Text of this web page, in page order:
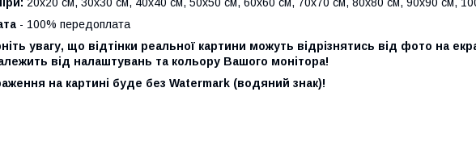
- 100% передоплата
увагу, що відтінки реальної картини можуть відрізнятись від фото на
від налаштувань та кольору Вашого монітора!
на картині буде без Watermark (водяний знак)!